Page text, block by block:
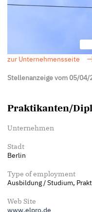
zur Unternehmensseite
Stellenanzeige vom 05/04/
Praktikanten/
Unternehmen
Stadt
Berlin
Type of employment
Ausbildung / Studium,
Web Site
www.elpro.de